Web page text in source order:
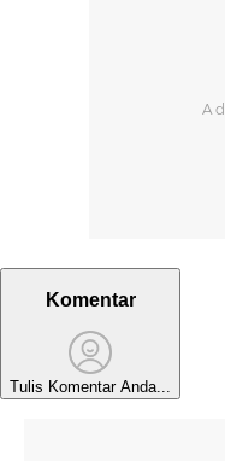
Komentar
Tulis Komentar Anda...